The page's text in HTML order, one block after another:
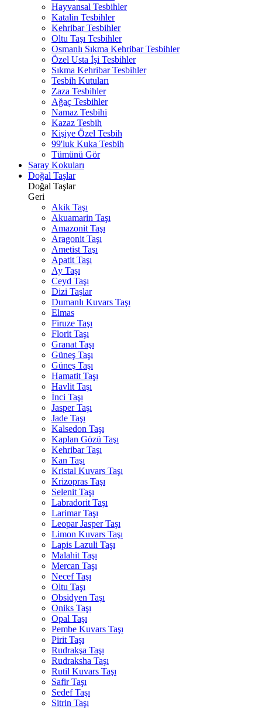
Hayvansal Tesbihler
Katalin Tesbihler
Kehribar Tesbihler
Oltu Taşı Tesbihler
Osmanlı Sıkma Kehribar Tesbihler
Özel Usta İşi Tesbihler
Sıkma Kehribar Tesbihler
Tesbih Kutuları
Zaza Tesbihler
Ağaç Tesbihler
Namaz Tesbihi
Kazaz Tesbih
Kişiye Özel Tesbih
99'luk Kuka Tesbih
Tümünü Gör
Saray Kokuları
Doğal Taşlar
Doğal Taşlar
Geri
Akik Taşı
Akuamarin Taşı
Amazonit Taşı
Aragonit Taşı
Ametist Taşı
Apatit Taşı
Ay Taşı
Ceyd Taşı
Dizi Taşlar
Dumanlı Kuvars Taşı
Elmas
Firuze Taşı
Florit Taşı
Granat Taşı
Güneş Taşı
Güneş Taşı
Hamatit Taşı
Havlit Taşı
İnci Taşı
Jasper Taşı
Jade Taşı
Kalsedon Taşı
Kaplan Gözü Taşı
Kehribar Taşı
Kan Taşı
Kristal Kuvars Taşı
Krizopras Taşı
Selenit Taşı
Labradorit Taşı
Larimar Taşı
Leopar Jasper Taşı
Limon Kuvars Taşı
Lapis Lazuli Taşı
Malahit Taşı
Mercan Taşı
Necef Taşı
Oltu Taşı
Obsidyen Taşı
Oniks Taşı
Opal Taşı
Pembe Kuvars Taşı
Pirit Taşı
Rudrakşa Taşı
Rudraksha Taşı
Rutil Kuvars Taşı
Safir Taşı
Sedef Taşı
Sitrin Taşı